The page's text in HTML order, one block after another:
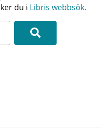
du i Libris webbsök.